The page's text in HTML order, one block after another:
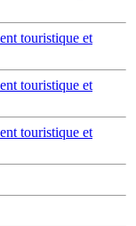
touristique et
touristique et
touristique et